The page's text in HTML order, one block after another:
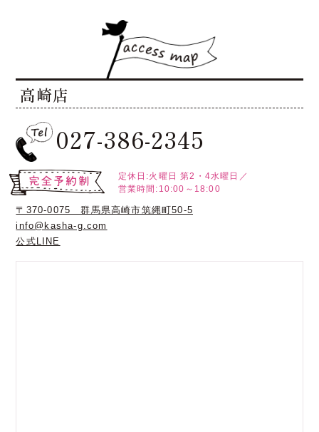
高崎店
027-386-2345
定休日:火曜日 第2・4水曜日／
営業時間:10:00～18:00
〒370-0075 群馬県高崎市筑縄町50-5
info@kasha-g.com
公式LINE